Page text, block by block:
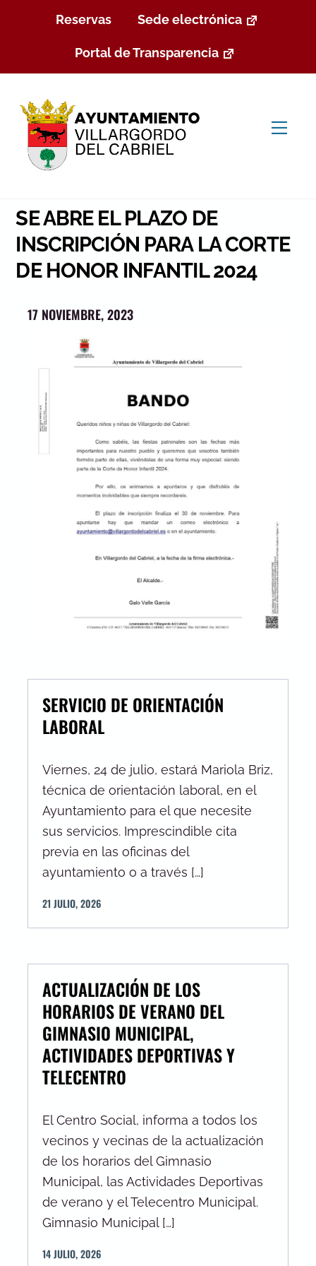
Reservas Sede electrónica
Portal de Transparencia
SE ABRE EL PLAZO DE
INSCRIPCIÓN PARA LA CORTE
DE HONOR INFANTIL 2024
17 NOVIEMBRE, 2023
SERVICIO DE ORIENTACIÓN
LABORAL
Viernes, 24 de julio, estará Mariola Briz,
técnica de orientación laboral, en el
Ayuntamiento para el que necesite
sus servicios. Imprescindible cita
previa en las oficinas del
ayuntamiento o a través […]
21 JULIO,2026
ACTUALIZACIÓN DE LOS
HORARIOS DE VERANO DEL
GIMNASIO MUNICIPAL,
ACTIVIDADES DEPORTIVAS Y
TELECENTRO
El Centro Social, informa a todos los
vecinos y vecinas de la actualización
de los horarios del Gimnasio
Municipal, las Actividades Deportivas
de verano y el Telecentro Municipal.
Gimnasio Municipal […]
14 JULIO,2026